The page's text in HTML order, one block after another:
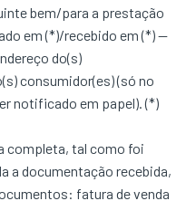
bem/para a prestação
em (*)/recebido em (*) —
do(s)
consumidor(es) (só no
notificado em papel). (*)
completa, tal como foi
a documentação recebida,
fatura de venda